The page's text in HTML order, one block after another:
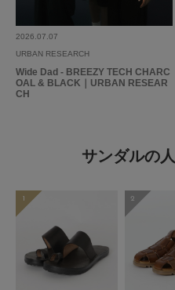
2026.07.07
URBAN RESEARCH
Wide Dad - BREEZY TECH CHARC
OAL & BLACK｜URBAN RESEAR
CH
サンダルの
1 2